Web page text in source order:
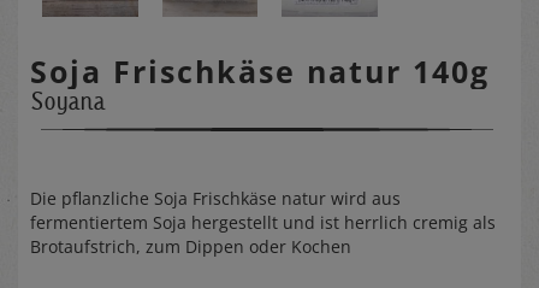
Soja Frischkäse natur 140g
Soyana
Die pflanzliche Soja Frischkäse natur wird aus
fermentiertem Soja hergestellt und ist herrlich cremig als
Brotaufstrich, zum Dippen oder Kochen